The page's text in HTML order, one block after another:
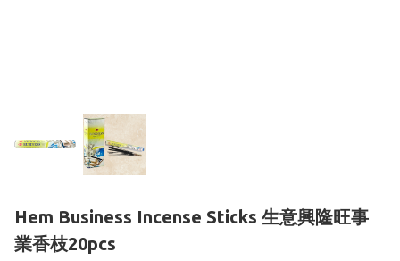
Hem Business Incense Sticks 生意興隆旺事
業香枝20pcs